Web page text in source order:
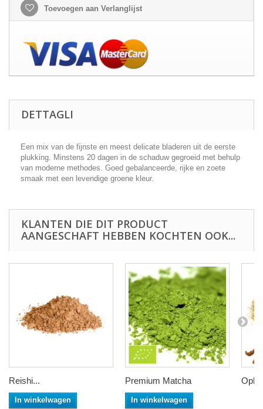
Toevoegen aan Verlanglijst
DETTAGLI
Een mix van de fijnste en meest delicate bladeren uit de eerste
plukking. Minstens 20 dagen in de schaduw gegroeid met behulp
van moderne methodes. Goed gebalanceerde, rijke en zoete
smaak met een levendige groene kleur.
KLANTEN DIE DIT PRODUCT
AANGESCHAFT HEBBEN KOCHTEN OOK...
Reishi...
In winkelwagen
Premium Matcha
In winkelwagen